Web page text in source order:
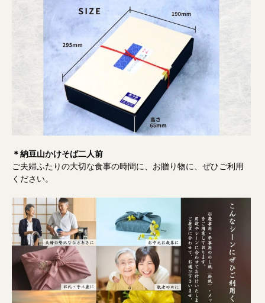
＊納豆山かけそば二人前
ご夫婦ふたりの大切な食事の時間に、お贈り物に、ぜひご利用
ください。